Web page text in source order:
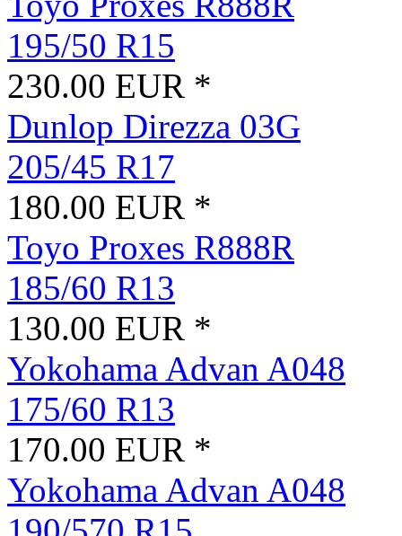
195/50 R15
230.00 EUR *
Dunlop Direzza 03G
205/45 R17
180.00 EUR *
Toyo Proxes R888R
185/60 R13
130.00 EUR *
Yokohama Advan A048
175/60 R13
170.00 EUR *
Yokohama Advan A048